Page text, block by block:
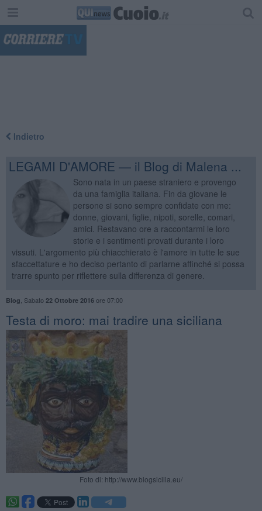
Indietro
LEGAMI D'AMORE — il Blog di Malena ...
Sono nata in un paese straniero e provengo
da una famiglia italiana. Fin da giovane le
persone si sono sempre confidate con me:
donne, giovani, figlie, nipoti, sorelle, comari,
amici. Restavano ore a raccontarmi le loro
storie e i sentimenti provati durante i loro
vissuti. L'argomento più chiacchierato è l'amore in tutte le sue
sfaccettature e ho deciso pertanto di parlarne affinché si possa
trarre spunto per riflettere sulla differenza di genere.
Blog Sabato 22 Ottobre 2016ore 07:00
Testa di moro: mai tradire una siciliana
Foto di: http://www.blogsicilia.eu/